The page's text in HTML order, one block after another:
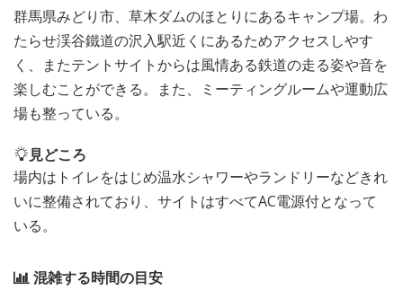
群馬県みどり市、草木ダムのほとりにあるキャンプ場。わ
たらせ渓谷鐵道の沢入駅近くにあるためアクセスしやす
く、またテントサイトからは風情ある鉄道の走る姿や音を
楽しむことができる。また、ミーティングルームや運動広
場も整っている。
見どころ
場内はトイレをはじめ温水シャワーやランドリーなどきれ
いに整備されており、サイトはすべてAC電源付となって
いる。
混雑する時間の目安